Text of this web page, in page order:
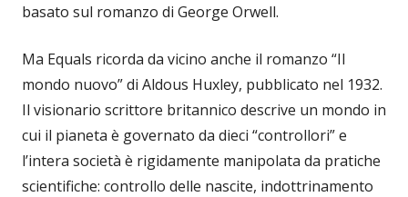
basato sul romanzo di George Orwell.
Ma Equals ricorda da vicino anche il romanzo “Il
mondo nuovo” di Aldous Huxley, pubblicato nel 1932.
Il visionario scrittore britannico descrive un mondo in
cui il pianeta è governato da dieci “controllori” e
l’intera società è rigidamente manipolata da pratiche
scientifiche: controllo delle nascite, indottrinamento